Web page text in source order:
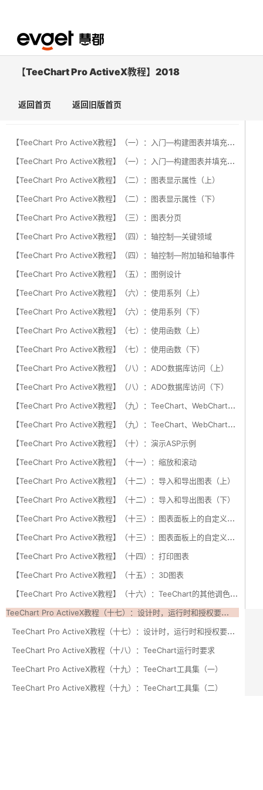
【TeeChart Pro ActiveX教程】2018
返回首页 返回旧版首页
【
TeeChart Pro ActiveX教程】（一）：入门—构建图表并填充数据系列（上）
【
TeeChart Pro ActiveX教程】（一）：入门—构建图表并填充数据系列（下）
【TeeChart Pro ActiveX教程】（二）：图表显示属性（上）
【TeeChart Pro ActiveX教程】（二）：图表显示属性（下）
【TeeChart Pro ActiveX教程】（三）：图表分页
【TeeChart Pro ActiveX教程】（四）：轴控制—关键领域
【TeeChart Pro ActiveX教程】（四）：轴控制—附加轴和轴事件
【TeeChart Pro ActiveX教程】（五）：图例设计
【TeeChart Pro ActiveX教程】（六）：使用系列（上）
【TeeChart Pro ActiveX教程】（六）：使用系列（下）
【TeeChart Pro ActiveX教程】（七）：使用函数（上）
【TeeChart Pro ActiveX教程】（七）：使用函数（下）
【TeeChart Pro ActiveX教程】（八）：ADO数据库访问（上）
【TeeChart Pro ActiveX教程】（八）：ADO数据库访问（下）
【
TeeChart Pro ActiveX教程】（九）：TeeChart、WebChart和ASP（上）
【
TeeChart Pro ActiveX教程】（九）：TeeChart、WebChart和ASP（下）
【TeeChart Pro ActiveX教程】（十）：演示ASP示例
【TeeChart Pro ActiveX教程】（十一）：缩放和滚动
【TeeChart Pro ActiveX教程】（十二）：导入和导出图表（上）
【TeeChart Pro ActiveX教程】（十二）：导入和导出图表（下）
【
TeeChart Pro ActiveX教程】（十三）：图表面板上的自定义绘图（上）
【
TeeChart Pro ActiveX教程】（十三）：图表面板上的自定义绘图（下）
【TeeChart Pro ActiveX教程】（十四）：打印图表
【TeeChart Pro ActiveX教程】（十五）：3D图表
【
TeeChart Pro ActiveX教程】（十六）：TeeChart的其他调色板组件
T
eeChart Pro ActiveX教程（十七）：设计时，运行时和授权要求（上）
T
eeChart Pro ActiveX教程（十七）：设计时，运行时和授权要求（下）
TeeChart Pro ActiveX教程（十八）：TeeChart运行时要求
TeeChart Pro ActiveX教程（十九）：TeeChart工具集（一）
TeeChart Pro ActiveX教程（十九）：TeeChart工具集（二）